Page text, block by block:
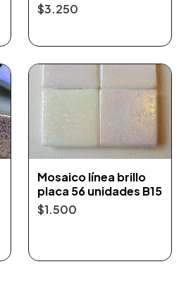
$3.250
Mosaico línea brillo
placa 56 unidades B15
$1.500